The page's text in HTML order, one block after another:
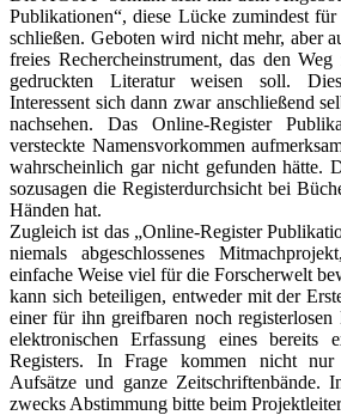
Publikationen“, diese Lücke zumindest
schließen. Geboten wird nicht mehr, aber
freies Rechercheinstrument, das den
gedruckten Literatur weisen soll.
Interessent sich dann zwar anschließend
nachsehen. Das Online-Register
versteckte Namensvorkommen
wahrscheinlich gar nicht gefunden hätte.
sozusagen die Registerdurchsicht bei
Händen hat.
Zugleich ist das „Online-Register
niemals abgeschlossenes
einfache Weise viel für die Forscherwelt
kann sich beteiligen, entweder mit der
einer für ihn greifbaren noch
elektronischen Erfassung eines bereits
Registers. In Frage kommen nicht nur
Aufsätze und ganze Zeitschriftenbände.
zwecks Abstimmung bitte beim